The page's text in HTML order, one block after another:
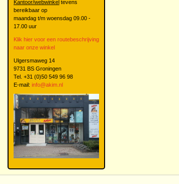
Kantoor/webwinkel tevens
bereikbaar op
maandag t/m woensdag 09.00 -
17.00 uur
Klik hier voor een routebeschrijving
naar onze winkel
Ulgersmaweg 14
9731 BS Groningen
Tel. +31 (0)50 549 96 98
E-mail: info@akim.nl